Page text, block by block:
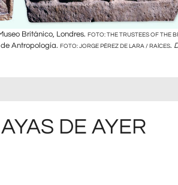
Británico, Londres. FOTO: THE TRUSTEES OF THE
Antropología. FOTO: JORGE PÉREZ DE LARA / RAÍCES.
DE AYER